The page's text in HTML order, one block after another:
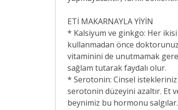
ETİ MAKARNAYLA YİYİN
* Kalsiyum ve ginkgo: Her
kullanmadan önce
vitaminini de unutmamak
sağlam tutarak faydalı olur.
* Serotonin: Cinsel
serotonin düzeyini azaltır. Et
beynimiz bu hormonu